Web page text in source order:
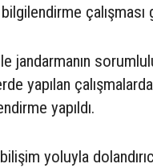
jandarmanın
yapılan
yapıldı.
yoluyla